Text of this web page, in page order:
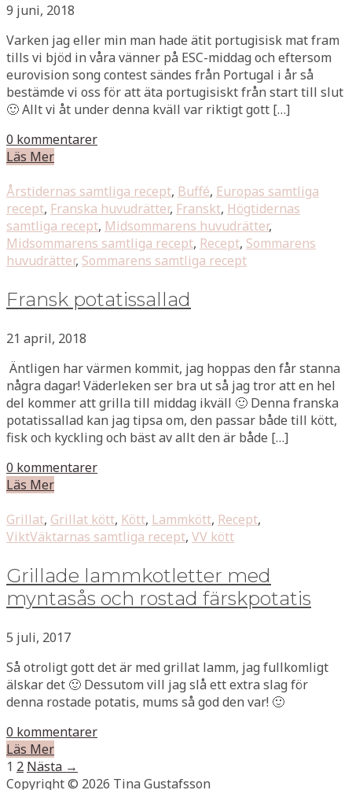
9 juni, 2018
Varken jag eller min man hade ätit portugisisk mat fram
tills vi bjöd in våra vänner på ESC-middag och eftersom
eurovision song contest sändes från Portugal i år så
bestämde vi oss för att äta portugisiskt från start till slut
🙂 Allt vi åt under denna kväll var riktigt gott […]
0 kommentarer
Läs Mer
Årstidernas samtliga recept, Buffé, Europas samtliga
recept, Franska huvudrätter, Franskt, Högtidernas
samtliga recept, Midsommarens huvudrätter,
Midsommarens samtliga recept, Recept, Sommarens
huvudrätter, Sommarens samtliga recept
Fransk potatissallad
21 april, 2018
Äntligen har värmen kommit, jag hoppas den får stanna
några dagar! Väderleken ser bra ut så jag tror att en hel
del kommer att grilla till middag ikväll 🙂 Denna franska
potatissallad kan jag tipsa om, den passar både till kött,
fisk och kyckling och bäst av allt den är både […]
0 kommentarer
Läs Mer
Grillat, Grillat kött, Kött, Lammkött, Recept,
ViktVäktarnas samtliga recept, VV kött
Grillade lammkotletter med
myntasås och rostad färskpotatis
5 juli, 2017
Så otroligt gott det är med grillat lamm, jag fullkomligt
älskar det 🙂 Dessutom vill jag slå ett extra slag för
denna rostade potatis, mums så god den var! 🙂
0 kommentarer
Läs Mer
1 2 Nästa →
Copyright © 2026 Tina Gustafsson